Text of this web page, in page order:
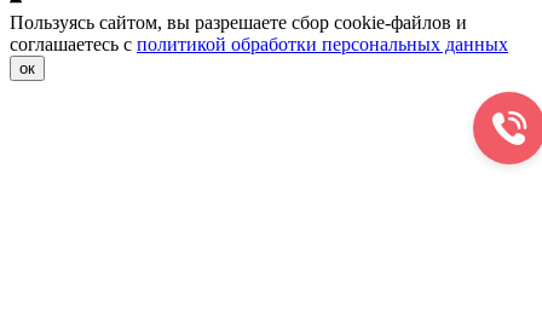
Пользуясь сайтом, вы разрешаете сбор cookie-файлов и
соглашаетесь с политикой обработки персональных данных
ок